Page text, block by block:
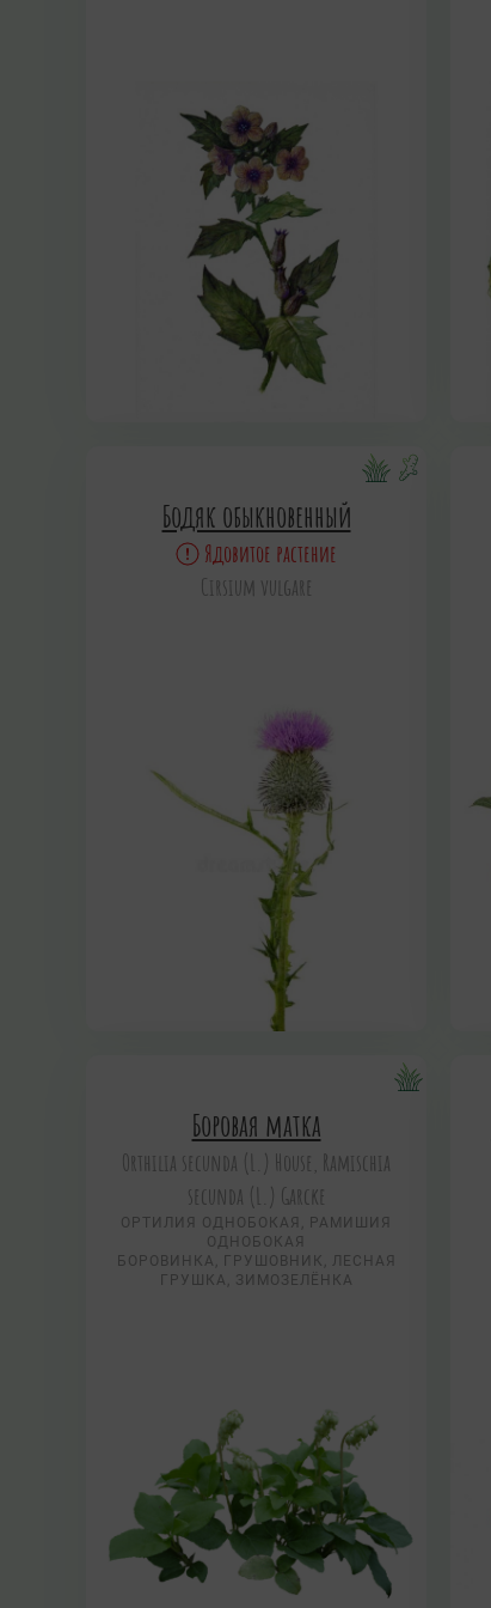
Бодяк обыкновенный
Ядовитое растение
Cirsium vulgare
Боровая матка
Orthilia secunda (L.) House, Ramischia
secunda (L.) Garсke
ОРТИЛИЯ ОДНОБОКАЯ, РАМИШИЯ
ОДНОБОКАЯ
БОРОВИНКА, ГРУШОВНИК, ЛЕСНАЯ
ГРУШКА, ЗИМОЗЕЛЁНКА